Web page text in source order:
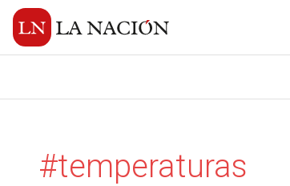
#temperaturas